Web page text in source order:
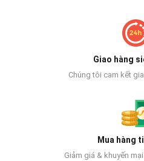
Giao hàng
Chúng tôi cam kết
Mua hàng
Giảm giá & khuyến